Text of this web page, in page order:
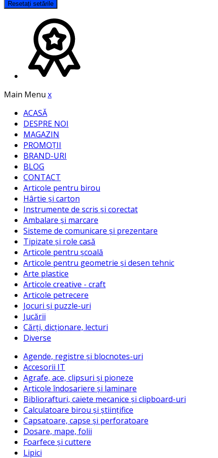
Resetați setările
Main Menu x
ACASĂ
DESPRE NOI
MAGAZIN
PROMOȚII
BRAND-URI
BLOG
CONTACT
Articole pentru birou
Hârtie și carton
Instrumente de scris și corectat
Ambalare și marcare
Sisteme de comunicare și prezentare
Tipizate și role casă
Articole pentru școală
Articole pentru geometrie și desen tehnic
Arte plastice
Articole creative - craft
Articole petrecere
Jocuri și puzzle-uri
Jucării
Cărți, dicționare, lecturi
Diverse
Agende, registre și blocnotes-uri
Accesorii IT
Agrafe, ace, clipsuri și pioneze
Articole îndosariere și laminare
Bibliorafturi, caiete mecanice și clipboard-uri
Calculatoare birou și științifice
Capsatoare, capse și perforatoare
Dosare, mape, folii
Foarfece și cuttere
Lipici